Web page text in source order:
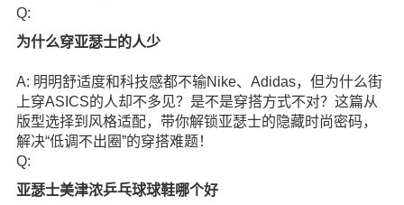
Q:
为什么穿亚瑟士的人少
A: 明明舒适度和科技感都不输Nike、Adidas，但为什么街
上穿ASICS的人却不多见？是不是穿搭方式不对？这篇从
版型选择到风格适配，带你解锁亚瑟士的隐藏时尚密码，
解决“低调不出圈”的穿搭难题！
Q:
亚瑟士美津浓乒乓球球鞋哪个好